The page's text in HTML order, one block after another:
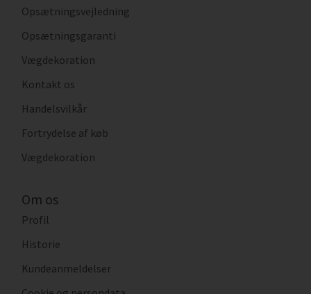
Opsætningsvejledning
Opsætningsgaranti
Vægdekoration
Kontakt os
Handelsvilkår
Fortrydelse af køb
Vægdekoration
Om os
Profil
Historie
Kundeanmeldelser